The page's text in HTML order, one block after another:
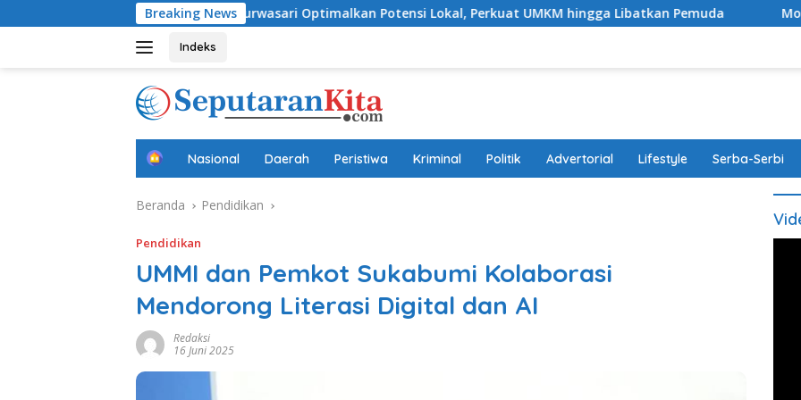
ke
Breaking News
Desa Purwasari Optimalkan Potensi Lokal, Perkuat UMKM hingga Libatkan Pemuda Modus Bawa Anak,
Indeks
B
a
d
Nasional Daerah Peristiwa Kriminal Politik Advertorial Lifestyle Serba-Serbi
Beranda Pendidikan
Pendidikan
UMMI dan Pemkot Sukabumi Kolaborasi
Mendorong Literasi Digital dan AI
Redaksi
16 Juni 2025